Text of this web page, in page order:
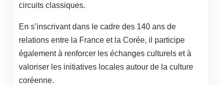
circuits classiques.
En s’inscrivant dans le cadre des 140 ans de
relations entre la France et la Corée, il participe
également à renforcer les échanges culturels et à
valoriser les initiatives locales autour de la culture
coréenne.